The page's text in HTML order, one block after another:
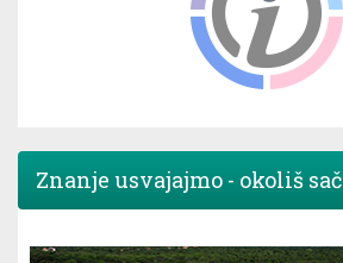
Znanje usvajajmo - okoliš